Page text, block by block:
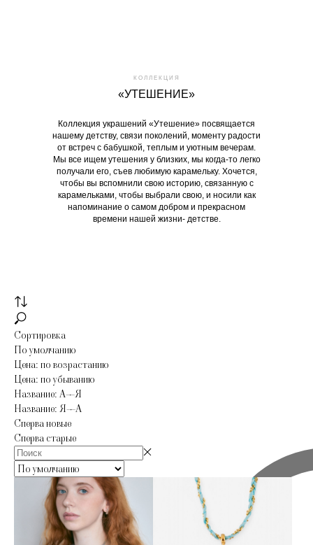
«УТЕШЕНИЕ»
Коллекция украшений «Утешение» посвящается
нашему детству, связи поколений, моменту радости
от встреч с бабушкой, теплым и уютным вечерам.
Мы все ищем утешения у близких, мы когда-то легко
получали его, съев любимую карамельку. Хочется,
чтобы вы вспомнили свою историю, связанную с
карамельками, чтобы выбрали свою, и носили как
напоминание о самом добром и прекрасном
времени нашей жизни- детстве.
КОЛЛЕКЦИЯ
Сортировка
По умолчанию
Цена: по возрастанию
Цена: по убыванию
Название: А—Я
Название: Я—А
Сперва новые
Сперва старые